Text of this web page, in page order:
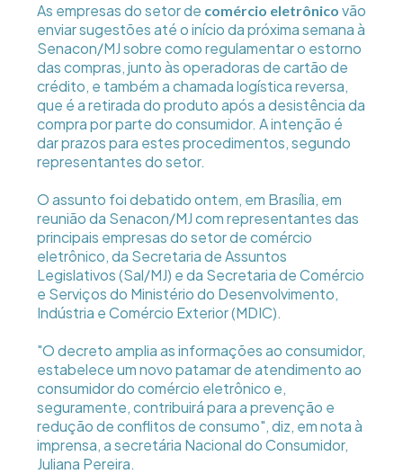
As empresas do setor de comércio eletrônico vão
enviar sugestões até o início da próxima semana à
Senacon/MJ sobre como regulamentar o estorno
das compras, junto às operadoras de cartão de
crédito, e também a chamada logística reversa,
que é a retirada do produto após a desistência da
compra por parte do consumidor. A intenção é
dar prazos para estes procedimentos, segundo
representantes do setor.
O assunto foi debatido ontem, em Brasília, em
reunião da Senacon/MJ com representantes das
principais empresas do setor de comércio
eletrônico, da Secretaria de Assuntos
Legislativos (Sal/MJ) e da Secretaria de Comércio
e Serviços do Ministério do Desenvolvimento,
Indústria e Comércio Exterior (MDIC).
"O decreto amplia as informações ao consumidor,
estabelece um novo patamar de atendimento ao
consumidor do comércio eletrônico e,
seguramente, contribuirá para a prevenção e
redução de conflitos de consumo", diz, em nota à
imprensa, a secretária Nacional do Consumidor,
Juliana Pereira.